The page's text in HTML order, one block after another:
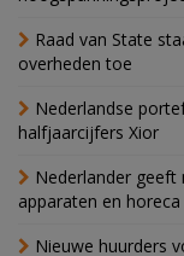
Raad van State
overheden toe
Nederlandse
halfjaarcijfers Xior
Nederlander geeft
apparaten en horeca
Nieuwe huurders